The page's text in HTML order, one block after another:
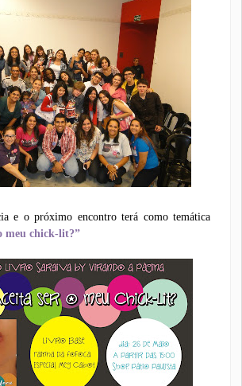
e o próximo encontro terá como temática
meu chick-lit?”